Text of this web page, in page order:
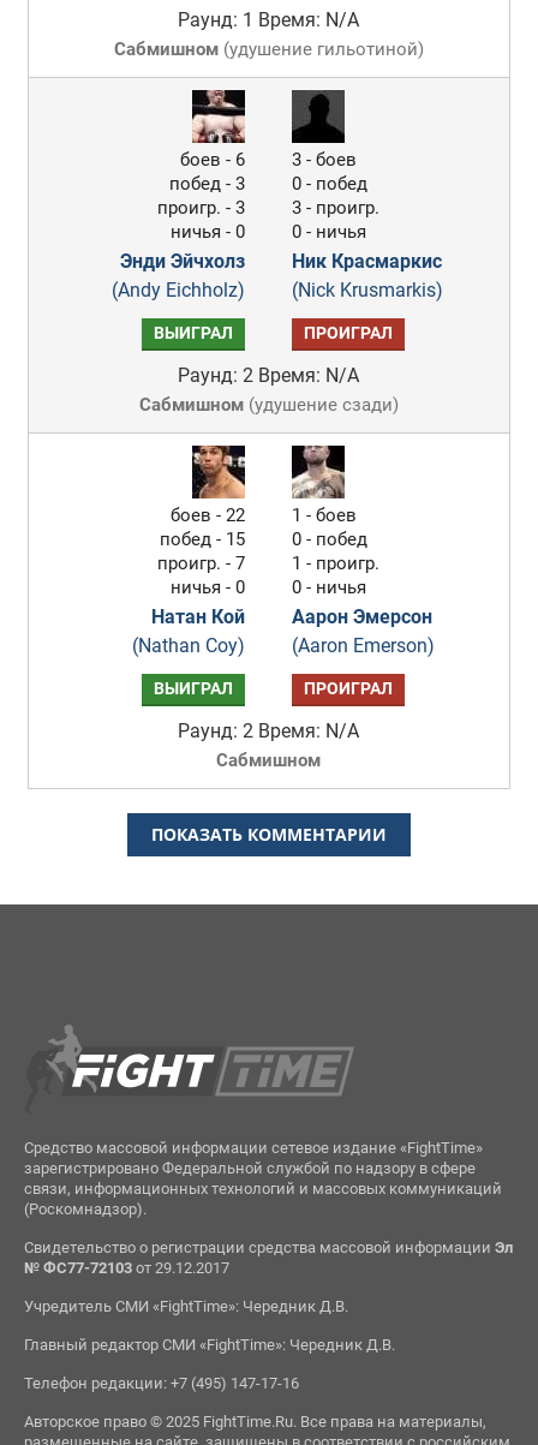
Раунд: 1 Время: N/A
Сабмишном(удушение гильотиной)
боев - 6
побед - 3
проигр. - 3
ничья - 0
Энди Эйчхолз
(Andy Eichholz)
3 - боев
0 - побед
3 - проигр.
0 - ничья
Ник Красмаркис
(Nick Krusmarkis)
ВЫИГРАЛ ПРОИГРАЛ
Раунд: 2 Время: N/A
Сабмишном(удушение сзади)
боев - 22
побед - 15
проигр. - 7
ничья - 0
Натан Кой
(Nathan Coy)
1 - боев
0 - побед
1 - проигр.
0 - ничья
Аарон Эмерсон
(Aaron Emerson)
ВЫИГРАЛ ПРОИГРАЛ
Раунд: 2 Время: N/A
Сабмишном
ПОКАЗАТЬ КОММЕНТАРИИ
Средство массовой информации сетевое издание «FightTime»
зарегистрировано Федеральной службой по надзору в сфере
связи, информационных технологий и массовых коммуникаций
(Роскомнадзор).
Свидетельство о регистрации средства массовой информации Эл
№ ФС77-72103от 29.12.2017
Учредитель СМИ «FightTime»: Чередник Д.В.
Главный редактор СМИ «FightTime»: Чередник Д.В.
Телефон редакции: +7 (495) 147-17-16
Авторское право © 2025 FightTime.Ru. Все права на материалы,